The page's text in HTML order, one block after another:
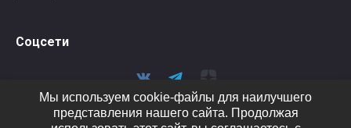
Соцсети
Мы используем cookie-файлы для наилучшего
представления нашего сайта. Продолжая